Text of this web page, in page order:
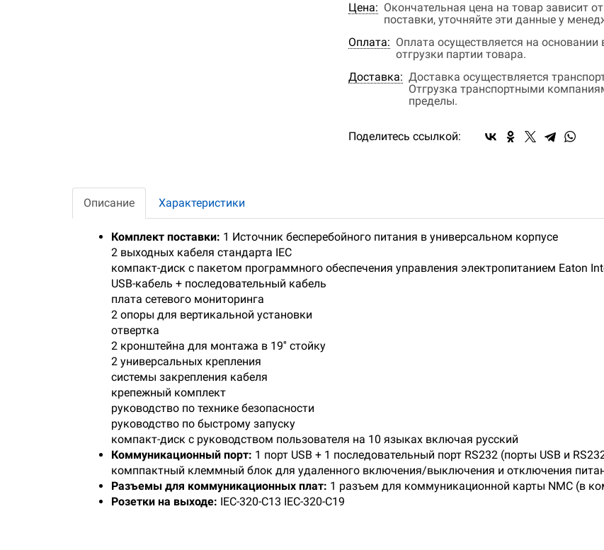
Цена: Окончательная цена на товар зависит
поставки, уточняйте эти данные у
Оплата: Оплата осуществляется на основании
отгрузки партии товара.
Доставка: Доставка осуществляется
Отгрузка транспортными
пределы.
Поделитесь ссылкой:
Описание Характеристики
Комплект поставки: 1 Источник бесперебойного питания в универсальном корпусе
2 выходных кабеля стандарта IEC
компакт-диск с пакетом программного обеспечения управления электропитанием Eaton
USB-кабель + последовательный кабель
плата сетевого мониторинга
2 опоры для вертикальной установки
отвертка
2 кронштейна для монтажа в 19'' стойку
2 универсальных крепления
системы закрепления кабеля
крепежный комплект
руководство по технике безопасности
руководство по быстрому запуску
компакт-диск с руководством пользователя на 10 языках включая русский
Коммуникационный порт: 1 порт USB + 1 последовательный порт RS232 (порты USB и
комппактный клеммный блок для удаленного включения/выключения и отключения
Разъемы для коммуникационных плат: 1 разъем для коммуникационной карты NMC (в
Розетки на выходе: IEC-320-C13 IEC-320-C19